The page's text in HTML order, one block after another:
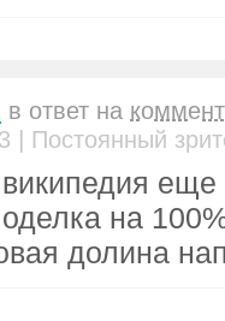
в ответ на
| Постоянный
на
долина